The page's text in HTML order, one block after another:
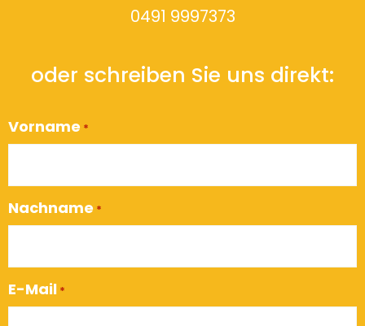
0491 9997373
oder schreiben Sie uns direkt:
Vorname *
Nachname *
E-Mail *